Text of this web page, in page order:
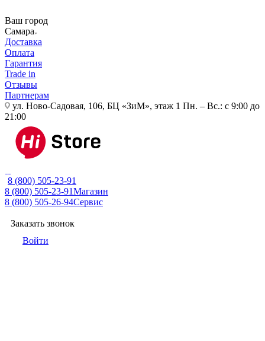
Ваш город
Самара
Доставка
Оплата
Гарантия
Trade in
Отзывы
Партнерам
ул. Ново-Садовая, 106, БЦ «ЗиМ», этаж 1 Пн. – Вс.: с 9:00 до
21:00
8 (800) 505-23-91
8 (800) 505-23-91Магазин
8 (800) 505-26-94Сервис
Заказать звонок
Войти